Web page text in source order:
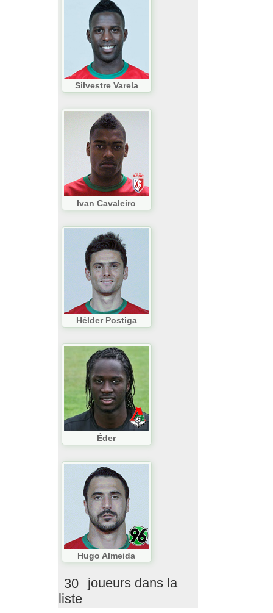
Silvestre Varela
Ivan Cavaleiro
Hélder Postiga
Éder
Hugo Almeida
30
joueurs dans la
liste